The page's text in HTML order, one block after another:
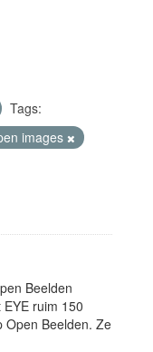
Tags:
images
Beelden
ruim 150
Open Beelden. Ze